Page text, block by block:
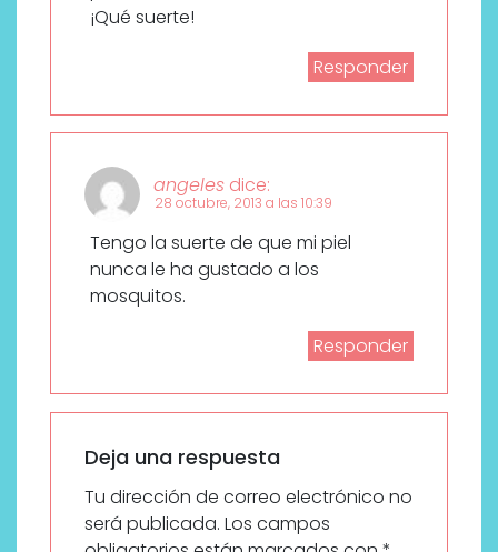
¡Qué suerte!
Responder
angeles dice:
28 octubre, 2013 a las 10:39
Tengo la suerte de que mi piel
nunca le ha gustado a los
mosquitos.
Responder
Deja una respuesta
Tu dirección de correo electrónico no
será publicada. Los campos